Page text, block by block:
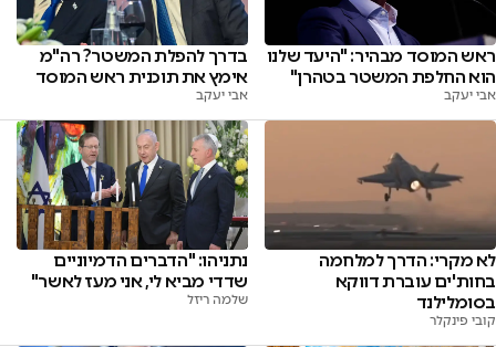
ראש המוסד מבהיר: "היעד שלנו
הוא החלפת המשטר בטהרן"
אבי יעקב
בדרך להפלת המשטר? רה"מ
אימץ את תוכנית ראש המוסד
אבי יעקב
לא מקרי: הדרך למלחמה
בחות'ים עוברת דווקא
בסומלילנד
קובי פינקלר
נתניהו: "הדברים הדמיוניים
שדדי מביא לי, אני מעז לאשר"
שלמה ריזל